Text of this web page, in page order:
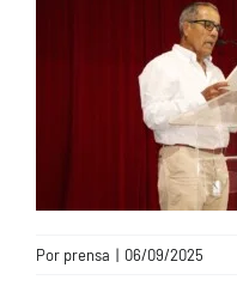
Por prensa | 06/09/2025